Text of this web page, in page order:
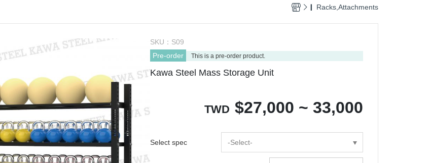
❙ Racks,Attachments
SKU： S09
Pre-order
This is a pre-order product.
Kawa Steel Mass Storage Unit
TWD $27,000 ~ 33,000
Select spec -Select-